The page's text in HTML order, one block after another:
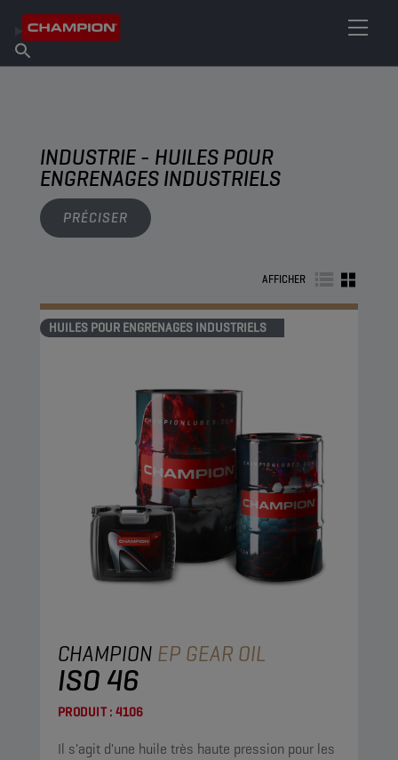
À propos de Champion
Trouver un point de vente
INDUSTRIE - HUILES POUR
ENGRENAGES INDUSTRIELS
PRÉCISER
AFFICHER
HUILES POUR ENGRENAGES INDUSTRIELS
CHAMPION EP GEAR OIL
ISO 46
PRODUIT : 4106
Il s'agit d'une huile très haute pression pour les